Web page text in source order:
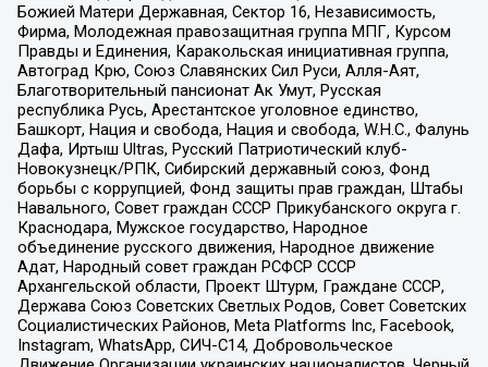
Божией Матери Державная, Сектор 16, Независимость,
Фирма, Молодежная правозащитная группа МПГ, Курсом
Правды и Единения, Каракольская инициативная группа,
Автоград Крю, Союз Славянских Сил Руси, Алля-Аят,
Благотворительный пансионат Ак Умут, Русская
республика Русь, Арестантское уголовное единство,
Башкорт, Нация и свобода, Нация и свобода, W.H.С., Фалунь
Дафа, Иртыш Ultras, Русский Патриотический клуб-
Новокузнецк/РПК, Сибирский державный союз, Фонд
борьбы с коррупцией, Фонд защиты прав граждан, Штабы
Навального, Совет граждан СССР Прикубанского округа г.
Краснодара, Мужское государство, Народное
объединение русского движения, Народное движение
Адат, Народный совет граждан РСФСР СССР
Архангельской области, Проект Штурм, Граждане СССР,
Держава Союз Советских Светлых Родов, Совет Советских
Социалистических Районов, Meta Platforms Inc, Facebook,
Instagram, WhatsApp, СИЧ-С14, Добровольческое